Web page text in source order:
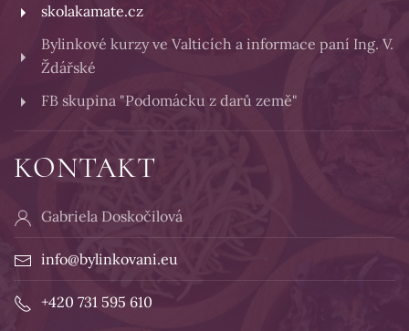
skolakamate.cz
Bylinkové kurzy ve Valticích a informace paní Ing. V.
Ždářské
FB skupina "Podomácku z darů země"
KONTAKT
Gabriela Doskočilová
info@bylinkovani.eu
+420 731 595 610